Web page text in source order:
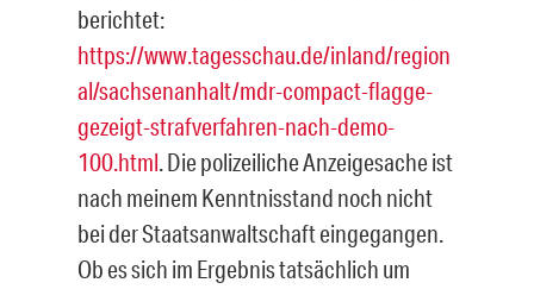
berichtet:
https://www.tagesschau.de/inland/region
al/sachsenanhalt/mdr-compact-flagge-
gezeigt-strafverfahren-nach-demo-
100.html. Die polizeiliche Anzeigesache ist
nach meinem Kenntnisstand noch nicht
bei der Staatsanwaltschaft eingegangen.
Ob es sich im Ergebnis tatsächlich um